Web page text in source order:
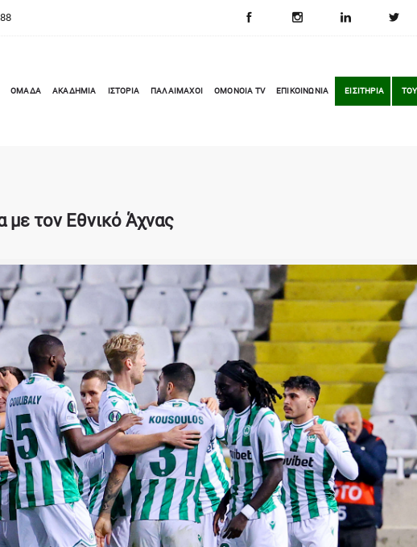
ΟΜΑΔΑ ΑΚΑΔΗΜΙΑ ΙΣΤΟΡΙΑ ΠΑΛΑΙΜΑΧΟΙ OMONOIA TV ΕΠΙΚΟΙΝΩΝΙΑ ΕΙΣΙΤΗΡΙΑ
με τον Εθνικό Άχνας